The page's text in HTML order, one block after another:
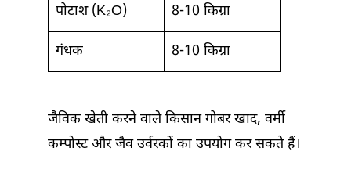
पोटाश (K₂O) 8-10 किग्रा
गंधक 8-10 किग्रा
जैविक खेती करने वाले किसान गोबर खाद, वर्मी
कम्पोस्ट और जैव उर्वरकों का उपयोग कर सकते हैं।